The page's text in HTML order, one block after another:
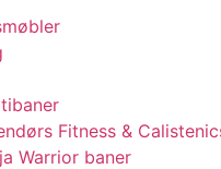
Fitness &
Warrior baner